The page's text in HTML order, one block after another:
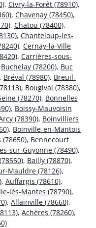
, Civry-la-Forêt (78910),
, Chavenay (78450),
, Chatou (78400),
, Chanteloup-les-
, Cernay-la-Ville
, Carrières-sous-
Buchelay (78200), Buc
, Bréval (78980), Breuil-
, Bougival (78380),
(78270), Bonnelles
, Boissy-Mauvoisin
(78390), Boinvilliers
, Boinville-en-Mantois
(78650), Bennecourt
sur-Guyonne (78490),
, Bailly (78870),
Mauldre (78126),
, Auffargis (78610),
lès-Mantes (78790),
, Allainville (78660),
, Achères (78260),